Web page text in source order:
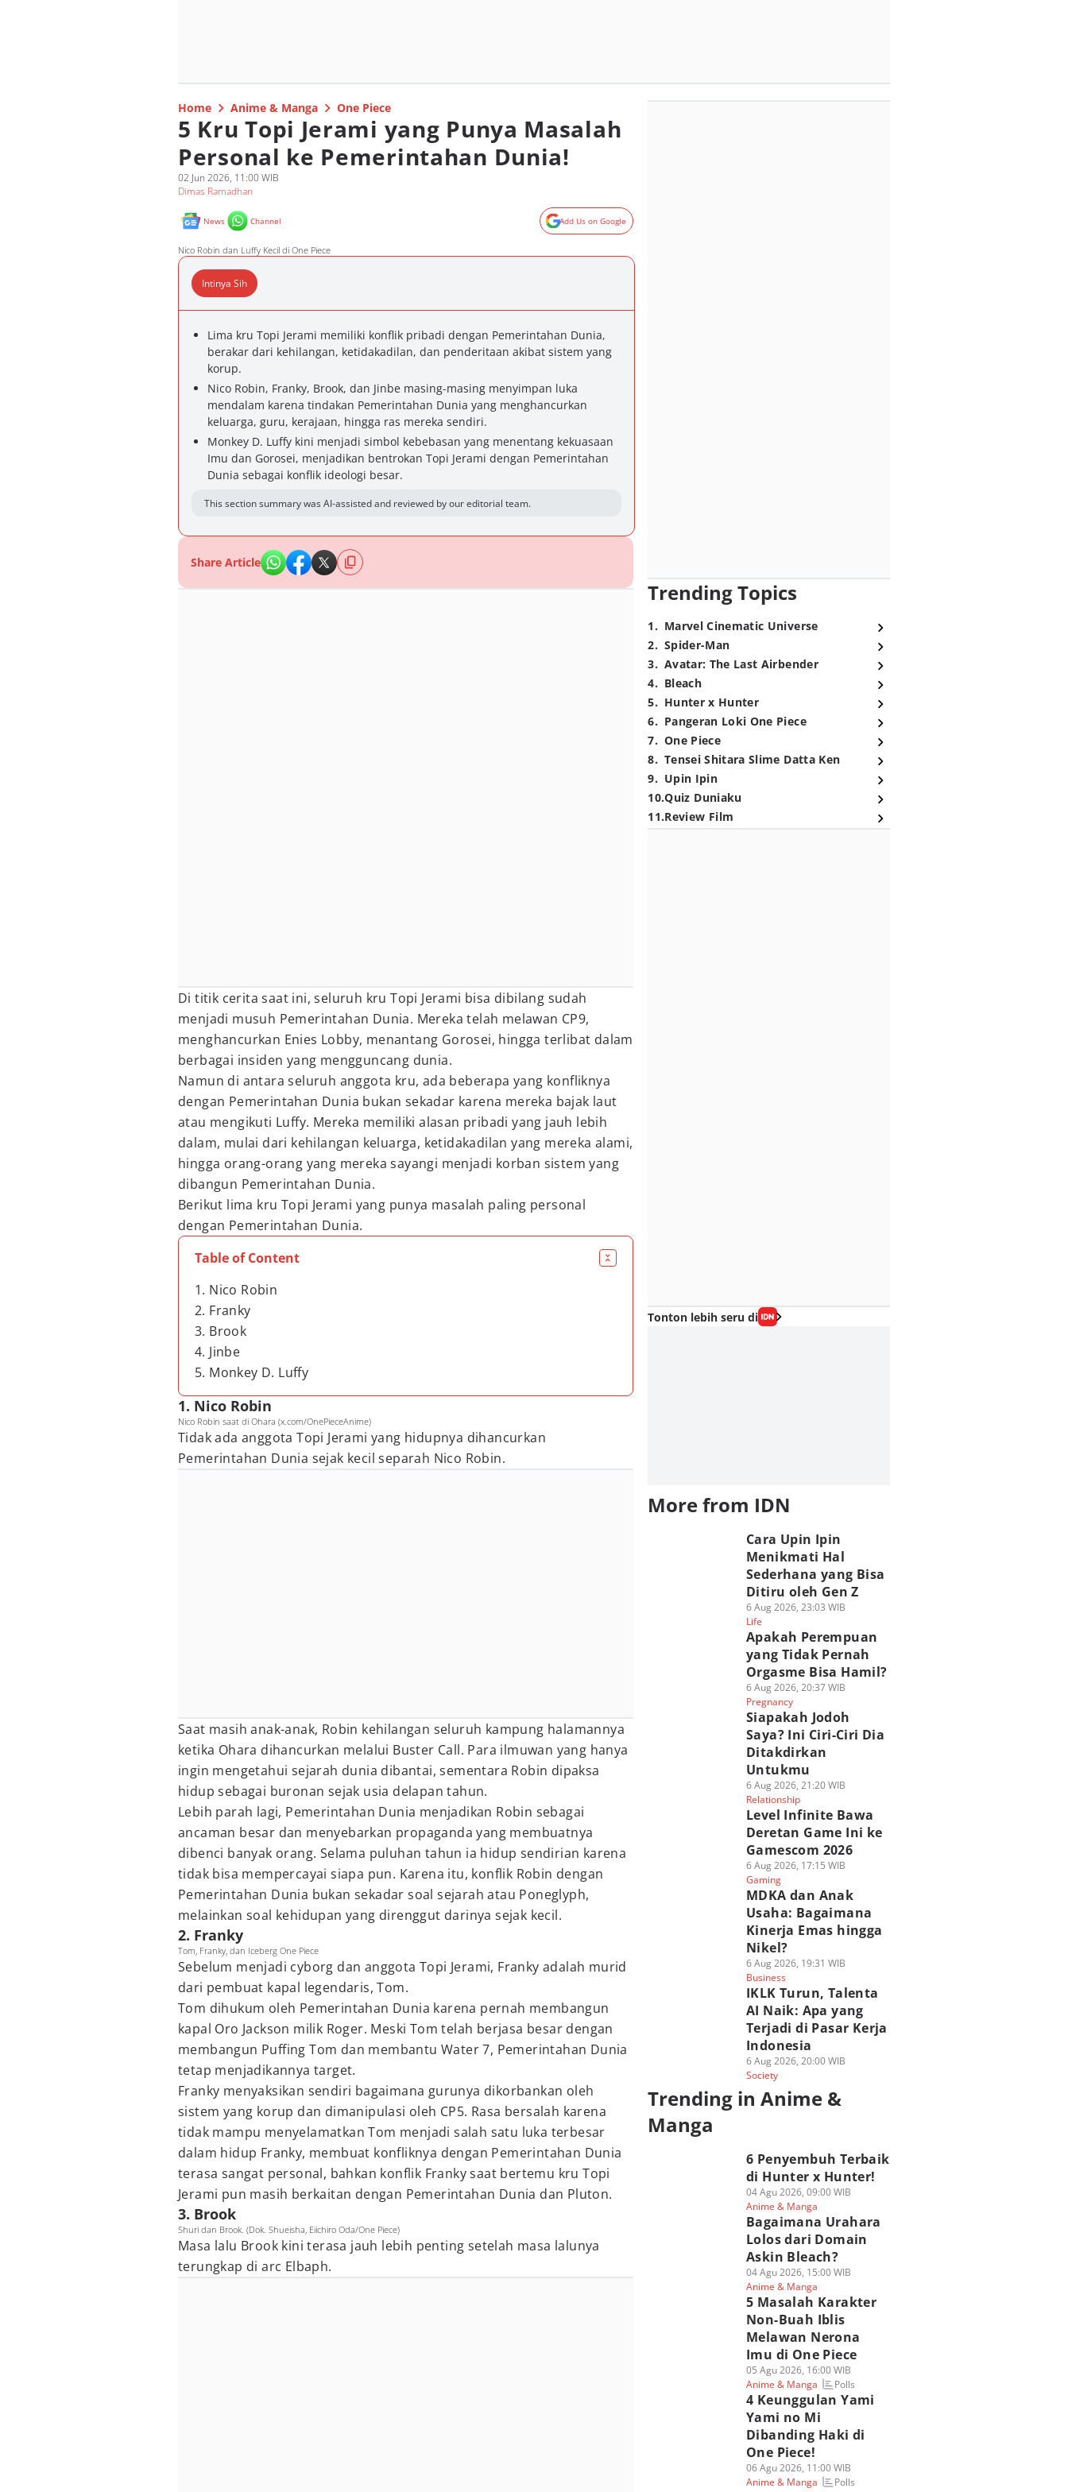
Home Anime & Manga One Piece
5 Kru Topi Jerami yang Punya Masalah
Personal ke Pemerintahan Dunia!
02 Jun 2026, 11:00 WIB
Dimas Ramadhan
News Channel Add Us on Google
Nico Robin dan Luffy Kecil di One Piece
Intinya Sih
Lima kru Topi Jerami memiliki konflik pribadi dengan Pemerintahan Dunia,
berakar dari kehilangan, ketidakadilan, dan penderitaan akibat sistem yang
korup.
Nico Robin, Franky, Brook, dan Jinbe masing-masing menyimpan luka
mendalam karena tindakan Pemerintahan Dunia yang menghancurkan
keluarga, guru, kerajaan, hingga ras mereka sendiri.
Monkey D. Luffy kini menjadi simbol kebebasan yang menentang kekuasaan
Imu dan Gorosei, menjadikan bentrokan Topi Jerami dengan Pemerintahan
Dunia sebagai konflik ideologi besar.
This section summary was AI-assisted and reviewed by our editorial team.
Share Article
Di titik cerita saat ini, seluruh kru Topi Jerami bisa dibilang sudah
menjadi musuh Pemerintahan Dunia. Mereka telah melawan CP9,
menghancurkan Enies Lobby, menantang Gorosei, hingga terlibat dalam
berbagai insiden yang mengguncang dunia.
Namun di antara seluruh anggota kru, ada beberapa yang konfliknya
dengan Pemerintahan Dunia bukan sekadar karena mereka bajak laut
atau mengikuti Luffy. Mereka memiliki alasan pribadi yang jauh lebih
dalam, mulai dari kehilangan keluarga, ketidakadilan yang mereka alami,
hingga orang-orang yang mereka sayangi menjadi korban sistem yang
dibangun Pemerintahan Dunia.
Berikut lima kru Topi Jerami yang punya masalah paling personal
dengan Pemerintahan Dunia.
Table of Content
1. Nico Robin
2. Franky
3. Brook
4. Jinbe
5. Monkey D. Luffy
1. Nico Robin
Nico Robin saat di Ohara (x.com/OnePieceAnime)
Tidak ada anggota Topi Jerami yang hidupnya dihancurkan
Pemerintahan Dunia sejak kecil separah Nico Robin.
Saat masih anak-anak, Robin kehilangan seluruh kampung halamannya
ketika Ohara dihancurkan melalui Buster Call. Para ilmuwan yang hanya
ingin mengetahui sejarah dunia dibantai, sementara Robin dipaksa
hidup sebagai buronan sejak usia delapan tahun.
Lebih parah lagi, Pemerintahan Dunia menjadikan Robin sebagai
ancaman besar dan menyebarkan propaganda yang membuatnya
dibenci banyak orang. Selama puluhan tahun ia hidup sendirian karena
tidak bisa mempercayai siapa pun. Karena itu, konflik Robin dengan
Pemerintahan Dunia bukan sekadar soal sejarah atau Poneglyph,
melainkan soal kehidupan yang direnggut darinya sejak kecil.
2. Franky
Tom, Franky, dan Iceberg One Piece
Sebelum menjadi cyborg dan anggota Topi Jerami, Franky adalah murid
dari pembuat kapal legendaris, Tom.
Tom dihukum oleh Pemerintahan Dunia karena pernah membangun
kapal Oro Jackson milik Roger. Meski Tom telah berjasa besar dengan
membangun Puffing Tom dan membantu Water 7, Pemerintahan Dunia
tetap menjadikannya target.
Franky menyaksikan sendiri bagaimana gurunya dikorbankan oleh
sistem yang korup dan dimanipulasi oleh CP5. Rasa bersalah karena
tidak mampu menyelamatkan Tom menjadi salah satu luka terbesar
dalam hidup Franky, membuat konfliknya dengan Pemerintahan Dunia
terasa sangat personal, bahkan konflik Franky saat bertemu kru Topi
Jerami pun masih berkaitan dengan Pemerintahan Dunia dan Pluton.
3. Brook
Shuri dan Brook. (Dok. Shueisha, Eiichiro Oda/One Piece)
Masa lalu Brook kini terasa jauh lebih penting setelah masa lalunya
terungkap di arc Elbaph.
Trending Topics
1. Marvel Cinematic Universe
2. Spider-Man
3. Avatar: The Last Airbender
4. Bleach
5. Hunter x Hunter
6. Pangeran Loki One Piece
7. One Piece
8. Tensei Shitara Slime Datta Ken
9. Upin Ipin
10.Quiz Duniaku
11.Review Film
Tonton lebih seru di
More from IDN
Cara Upin Ipin
Menikmati Hal
Sederhana yang Bisa
Ditiru oleh Gen Z
6 Aug 2026, 23:03 WIB
Life
Apakah Perempuan
yang Tidak Pernah
Orgasme Bisa Hamil?
6 Aug 2026, 20:37 WIB
Pregnancy
Siapakah Jodoh
Saya? Ini Ciri-Ciri Dia
Ditakdirkan
Untukmu
6 Aug 2026, 21:20 WIB
Relationship
Level Infinite Bawa
Deretan Game Ini ke
Gamescom 2026
6 Aug 2026, 17:15 WIB
Gaming
MDKA dan Anak
Usaha: Bagaimana
Kinerja Emas hingga
Nikel?
6 Aug 2026, 19:31 WIB
Business
IKLK Turun, Talenta
AI Naik: Apa yang
Terjadi di Pasar Kerja
Indonesia
6 Aug 2026, 20:00 WIB
Society
Trending in Anime &
Manga
6 Penyembuh Terbaik
di Hunter x Hunter!
04 Agu 2026, 09:00 WIB
Anime & Manga
Bagaimana Urahara
Lolos dari Domain
Askin Bleach?
04 Agu 2026, 15:00 WIB
Anime & Manga
5 Masalah Karakter
Non-Buah Iblis
Melawan Nerona
Imu di One Piece
05 Agu 2026, 16:00 WIB
Anime & Manga
Polls
4 Keunggulan Yami
Yami no Mi
Dibanding Haki di
One Piece!
06 Agu 2026, 11:00 WIB
Anime & Manga
Polls